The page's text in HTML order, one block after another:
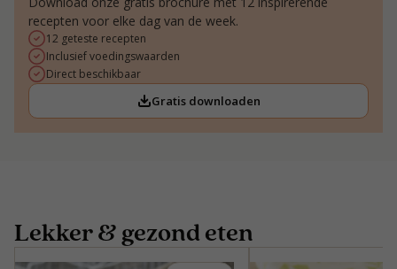
recepten voor elke dag van de week.
12 geteste recepten
Inclusief voedingswaarden
Direct beschikbaar
Gratis downloaden
Lekker & gezond eten